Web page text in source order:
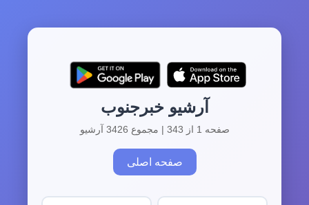
آرشیو خبرجنوب
صفحه 1 از 343 | مجموع 3426 آرشیو
صفحه اصلی